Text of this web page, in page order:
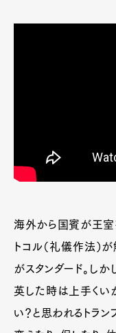
海外から国賓が王室
トコル（礼儀作法）
がスタンダード。し
英した時は上手くい
い？と思われるトラン